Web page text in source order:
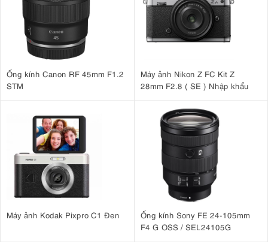
Máy ảnh được trang bị cảm biến
CMOS chiếu sáng ngược (BSI) định
dạng 4/3tương tự như Lumix DC-GH7, với độ phân giải hiệu dụng
20,4MP
, cho khả năng ghi lại chi tiết hình ảnh sắc nét và giàu chiều
sâu. Việcloại bỏ bộ lọc thông thấp giúp tăng độ sắc nét tổng thể,
đồng thời cải thiện khả năng kiểm soát vùng sáng và mang lại sự
chuyển tông mượt mà, giàu sắc thái hơn. Bên cạnh đó, tốc độ đọc dữ
liệu cao từ cảm biến giúp hạn chế hiện tượng méo hình do rolling
shutter khi sử dụng màn trập điện tử, đảm bảo tái tạo chính xác các
chủ thể chuyển động nhanh.
Ống kính Canon RF 45mm F1.2
STM
Máy ảnh Nikon Z FC Kit Z
28mm F2.8 ( SE ) Nhập khẩu
Máy ảnh Kodak Pixpro C1 Đen
Ống kính Sony FE 24-105mm
F4 G OSS / SEL24105G